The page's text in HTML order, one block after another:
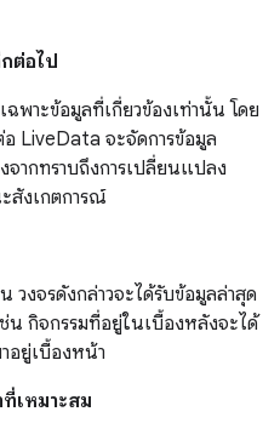
ต่อไป
พาะข้อมูลที่เกี่ยวข้องเท่านั้น โดย
LiveData จะจัดการข้อมูล
ากทราบถึงการเปลี่ยนแปลง
สังเกตการณ์
วงจรดังกล่าวจะได้รับข้อมูลล่าสุด
น กิจกรรมที่อยู่ในเบื้องหลังจะได้
อยู่เบื้องหน้า
เหมาะสม